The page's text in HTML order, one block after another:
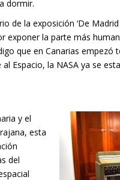
dormir.
de la exposición ‘De
exponer la parte más
que en Canarias empezó
Espacio, la NASA ya se
y el
esta
del